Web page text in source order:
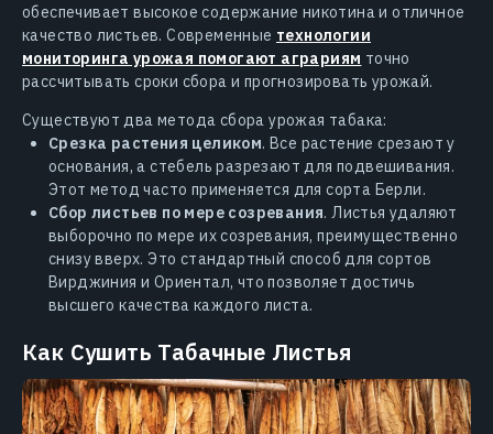
обеспечивает высокое содержание никотина и отличное
качество листьев. Современные технологии
мониторинга урожая помогают аграриям точно
рассчитывать сроки сбора и прогнозировать урожай.
Существуют два метода сбора урожая табака:
Срезка растения целиком. Все растение срезают у
основания, а стебель разрезают для подвешивания.
Этот метод часто применяется для сорта Берли.
Сбор листьев по мере созревания. Листья удаляют
выборочно по мере их созревания, преимущественно
снизу вверх. Это стандартный способ для сортов
Вирджиния и Ориентал, что позволяет достичь
высшего качества каждого листа.
Как Сушить Табачные Листья